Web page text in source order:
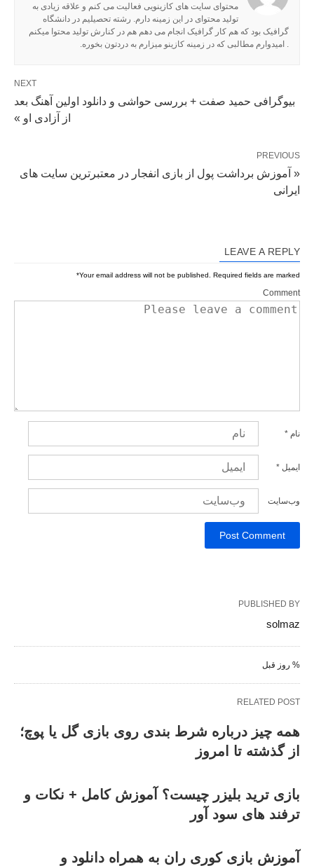
محتوای سایت های کازینویی فعالیت می کنم و علاقه زیادی به
تولید محتوای در این زمینه دارم. رشته تحصیلیم در دانشگاه
گرافیک بود که هم کار گرافیک انجام می دهم هم در کنارش تولید محتوا میکنم
. امیدوارم مطالبی که در زمینه کازینو میزارم به دردتون بخوره.
NEXT
بیوگرافی حمید صفت + بررسی حواشی و دانلود اولین آهنگ بعد
از آزادی او »
PREVIOUS
« آموزش برداشت پول از بازی انفجار در معتبرترین سایت های
ایرانی
LEAVE A REPLY
Your email address will not be published. Required fields are marked
*
Comment
نام *
ایمیل *
وب‌سایت
PUBLISHED BY
solmaz
% روز قبل
RELATED POST
همه‌ چیز درباره شرط بندی روی بازی گل یا پوچ؛
از گذشته تا امروز
بازی ترید بلیزر چیست؟ آموزش کامل + نکات و
ترفند های سود آور
آموزش بازی کوری ران به همراه دانلود و